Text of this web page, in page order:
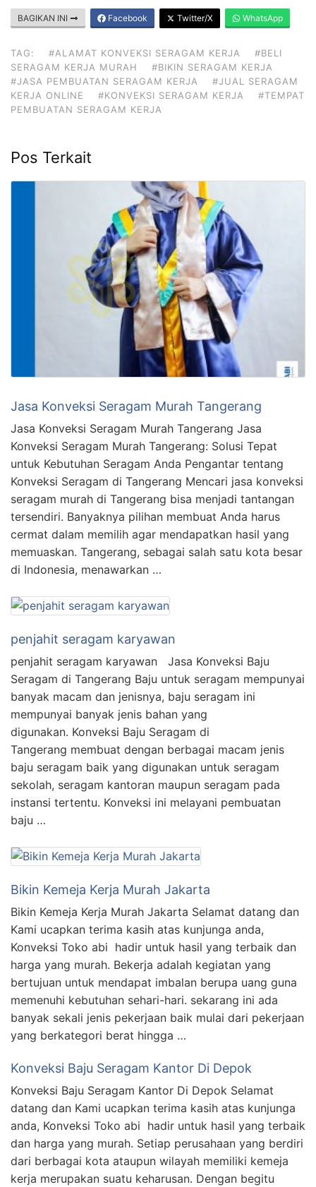
BAGIKAN INI Facebook Twitter/X WhatsApp
TAG: #ALAMAT KONVEKSI SERAGAM KERJA
#BELI
SERAGAM KERJA MURAH
#BIKIN SERAGAM KERJA
#JASA PEMBUATAN SERAGAM KERJA
#JUAL SERAGAM
KERJA ONLINE
#KONVEKSI SERAGAM KERJA
#TEMPAT
PEMBUATAN SERAGAM KERJA
Pos Terkait
Jasa Konveksi Seragam Murah Tangerang
Jasa Konveksi Seragam Murah Tangerang Jasa
Konveksi Seragam Murah Tangerang: Solusi Tepat
untuk Kebutuhan Seragam Anda Pengantar tentang
Konveksi Seragam di Tangerang Mencari jasa konveksi
seragam murah di Tangerang bisa menjadi tantangan
tersendiri. Banyaknya pilihan membuat Anda harus
cermat dalam memilih agar mendapatkan hasil yang
memuaskan. Tangerang, sebagai salah satu kota besar
di Indonesia, menawarkan …
penjahit seragam karyawan
penjahit seragam karyawan Jasa Konveksi Baju
Seragam di Tangerang Baju untuk seragam mempunyai
banyak macam dan jenisnya, baju seragam ini
mempunyai banyak jenis bahan yang
digunakan. Konveksi Baju Seragam di
Tangerang membuat dengan berbagai macam jenis
baju seragam baik yang digunakan untuk seragam
sekolah, seragam kantoran maupun seragam pada
instansi tertentu. Konveksi ini melayani pembuatan
baju …
Bikin Kemeja Kerja Murah Jakarta
Bikin Kemeja Kerja Murah Jakarta Selamat datang dan
Kami ucapkan terima kasih atas kunjunga anda,
Konveksi Toko abi hadir untuk hasil yang terbaik dan
harga yang murah. Bekerja adalah kegiatan yang
bertujuan untuk mendapat imbalan berupa uang guna
memenuhi kebutuhan sehari-hari. sekarang ini ada
banyak sekali jenis pekerjaan baik mulai dari pekerjaan
yang berkategori berat hingga …
Konveksi Baju Seragam Kantor Di Depok
Konveksi Baju Seragam Kantor Di Depok Selamat
datang dan Kami ucapkan terima kasih atas kunjunga
anda, Konveksi Toko abi hadir untuk hasil yang terbaik
dan harga yang murah. Setiap perusahaan yang berdiri
dari berbagai kota ataupun wilayah memiliki kemeja
kerja merupakan suatu keharusan. Dengan begitu